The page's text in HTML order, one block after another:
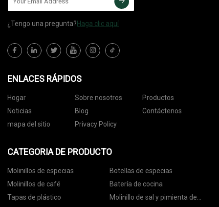
¿Tengo una pregunta?Haga clic aquí
ENLACES RÁPIDOS
Hogar Sobre nosotros
Productos
Noticias
Blog
Contáctenos
mapa del sitio
Privacy Policy
CATEGORIA DE PRODUCTO
Molinillos de especias
Botellas de especias
Molinillos de café
Batería de cocina
Tapas de plástico
Molinillo de sal y pimienta de